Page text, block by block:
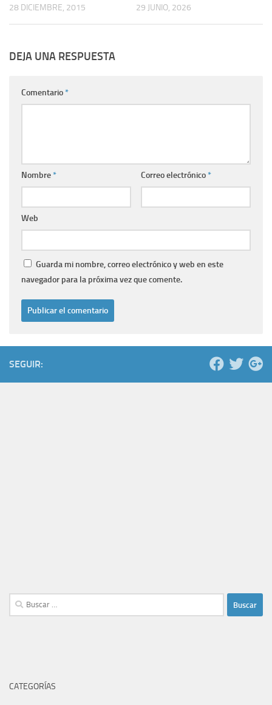
28 DICIEMBRE, 2015 29 JUNIO, 2026
DEJA UNA RESPUESTA
Comentario*
Nombre* Correo electrónico*
Web
Guarda mi nombre, correo electrónico y web en este
navegador para la próxima vez que comente.
SEGUIR:
Buscar:
CATEGORÍAS